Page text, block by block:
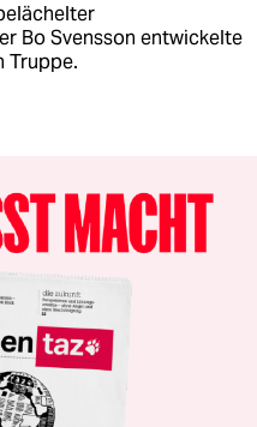
Bo Svensson entwickelte
Truppe.